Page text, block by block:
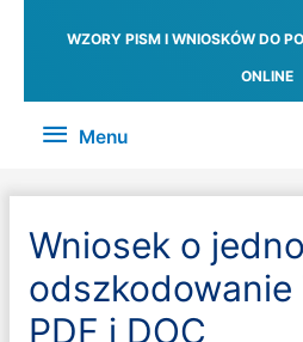
WZORY PISM I WNIOSKÓW DO
ONLINE
Menu
Menu
Wniosek o
odszkodowanie
PDF i DOC